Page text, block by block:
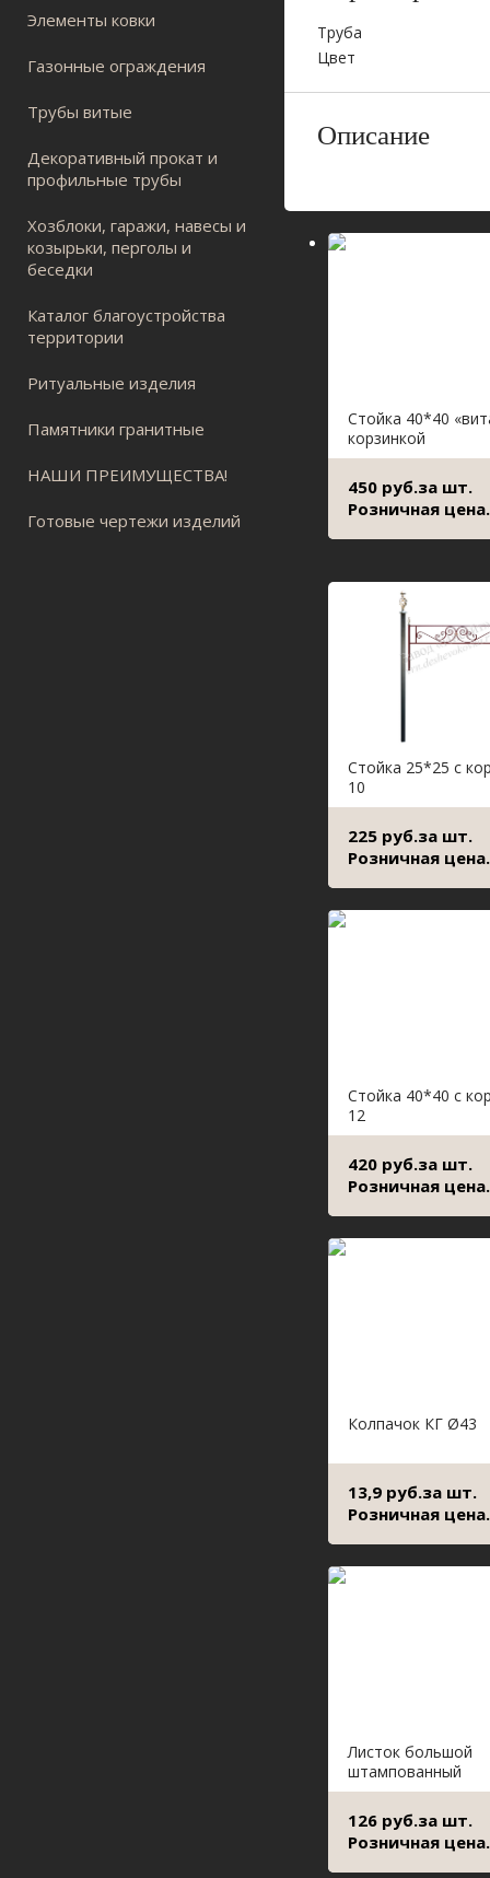
Элементы ковки
Газонные ограждения
Трубы витые
Декоративный прокат и
профильные трубы
Хозблоки, гаражи, навесы и
козырьки, перголы и
беседки
Каталог благоустройства
территории
Ритуальные изделия
Памятники гранитные
НАШИ ПРЕИМУЩЕСТВА!
Готовые чертежи изделий
Труба
Цвет
Описание
Стойка 40*40
корзинкой
450 руб.за шт.
Розничная цена.
Стойка 25*25 с
10
225 руб.за шт.
Розничная цена.
Стойка 40*40 с
12
420 руб.за шт.
Розничная цена.
Колпачок КГ Ø43
13,9 руб.за шт.
Розничная цена.
Листок большой
штампованный
126 руб.за шт.
Розничная цена.